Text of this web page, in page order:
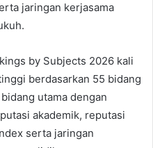
jaringan kerjasama
by Subjects 2026 kali
berdasarkan 55 bidang
utama dengan
akademik, reputasi
serta jaringan